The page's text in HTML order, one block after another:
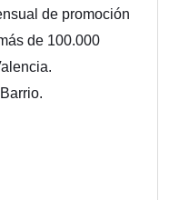
de promoción
de 100.000